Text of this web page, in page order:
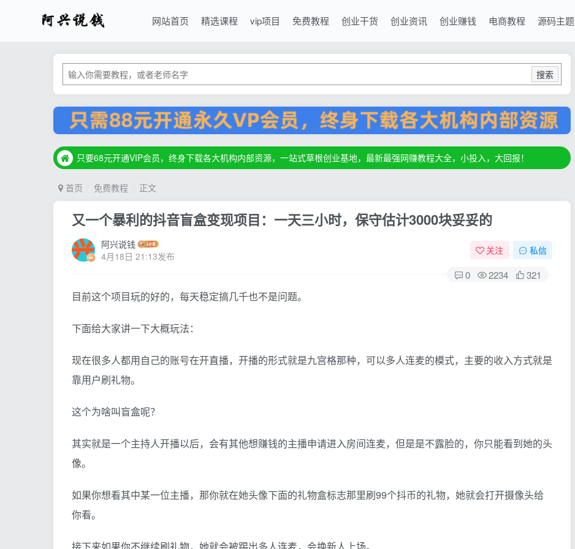
网站首页 精选课程 vip项目 免费教程 创业干货 创业资讯 创业赚钱 电商教程 源码主题
搜索
只要68元开通VIP会员，终身下载各大机构内部资源，一站式草根创业基地，最新最强网赚教程大全，小投入，大回报！
只要68元开通VIP会员，终身下载各大机构内部资源，一站式草根创业基地，最新最强网赚教程大全，小投入，大回报！
首页
免费教程 正文
又一个暴利的抖音盲盒变现项目：一天三小时，保守估计3000块妥妥的
阿兴说钱
4月18日 21:13发布
关注 私信
0 2234 321
目前这个项目玩的好的，每天稳定搞几千也不是问题。
下面给大家讲一下大概玩法：
现在很多人都用自己的账号在开直播，开播的形式就是九宫格那种，可以多人连麦的模式，主要的收入方式就是
靠用户刷礼物。
这个为啥叫盲盒呢？
其实就是一个主持人开播以后，会有其他想赚钱的主播申请进入房间连麦，但是是不露脸的，你只能看到她的头
像。
如果你想看其中某一位主播，那你就在她头像下面的礼物盒标志那里刷99个抖币的礼物，她就会打开摄像头给
你看。
接下来如果你不继续刷礼物，她就会被踢出多人连麦，会换新人上场。